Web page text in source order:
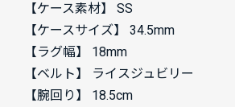
【ケース素材】 SS
【ケースサイズ】 34.5mm
【ラグ幅】 18mm
【ベルト】
ライスジュビリー
【腕回り】 18.5cm